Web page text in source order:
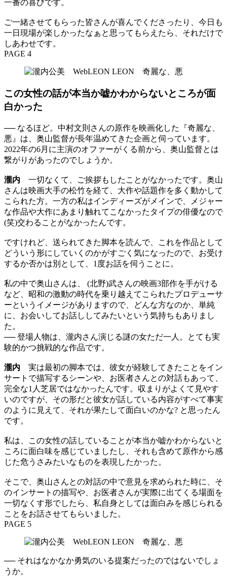
一番の喜びです。
ご一緒させてもらった皆さんが喜んでくださったり、今日も
一日現場が楽しかったなぁと思ってもらえたら、それだけで
しあわせです。
PAGE 4
この女性の話が本当か嘘かわからないところが面
白かった
── なるほど。中村文則さんの原作を映画化した『奇麗な、
悪』は、奥山監督が長年温めてきた企画と伺っています。
2022年の6月に主演のオファーがくる前から、奥山監督とは
繋がりがあったのでしょうか。
瀧内 一切なくて、ご挨拶もしたことがなかったです。奥山
さんは映画大手の松竹を経て、大作や話題作を多く動かして
こられた方。一方の私はインディーズがメインで、メジャー
な作品や大作にあまり触れてこなかったタイプの俳優なので
(笑)交わることがなかったんです。
ですけれど、送られてきた脚本を読んで、これを作品として
どういう形にしていくのかがすごく気になったので、お受け
するか否かは別として、1度お話を伺うことに。
私の中で奥山さんは、 (北野)武さんの映画3部作を手がける
など、昭和の激動の時代を乗り越えてこられたプロデューサ
ーというイメージがありますので、どんな方なのか、単純
に、お会いしてお話ししてみたいという気持ちもありまし
た。
── 登場人物は、瀧内さん演じる謎の女ただ一人。とても実
験的かつ挑戦的な作品です。
瀧内 実は最初の脚本では、彼女が経験してきたことをイン
サートで描写するシーンや、お医者さんとの対話もあって、
完全な1人芝居ではなかったんです。収まりがよくて見やす
いのですが、その形だと彼女が話している内容がすべて事実
のように見えて、それが果たして面白いのかな? と思ったん
です。
私は、この女性の話していることが本当か嘘かわからないと
ころに面白味を感じていましたし、それも含めて原作から感
じた危うさみたいなものを表現したかった。
そこで、奥山さんとの対話の中で意見を求められた時に、そ
のインサートの描写や、お医者さんが実際に出てくる場面を
一切なくす形でしたら、私自身としては面白みを感じられる
ことをお話させてもらいました。
PAGE 5
── それはなかなか勇気のいる提案だったのではないでしょ
うか。